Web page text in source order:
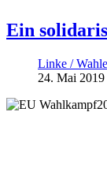
Ein
Linke /
24. Mai 2019